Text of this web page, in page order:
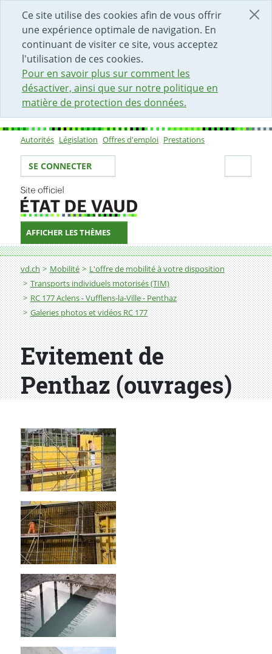
Ce site utilise des cookies afin de vous offrir
une expérience optimale de navigation. En
continuant de visiter ce site, vous acceptez
l'utilisation de ces cookies.
Pour en savoir plus sur comment les
désactiver, ainsi que sur notre politique en
matière de protection des données.
DÉBUT DU CONTENU DE LA PAGE
ACCÈS AU CHAMP DE RECHERCHE
PAGE D'ACCUEIL
FORMULAIRE DE CONTACT
Sous-navigation
Autorités Législation Offres d'emploi Prestations
Votre identité
SE CONNECTER
AFFICHER LES THÈMES
Fil d'Ariane
vd.ch Mobilité
L'offre de mobilité à votre disposition
Transports individuels motorisés (TIM)
RC 177 Aclens - Vufflens-la-Ville - Penthaz
Galeries photos et vidéos RC 177
Evitement de Penthaz (ouvrages)
Evitement de
Penthaz (ouvrages)